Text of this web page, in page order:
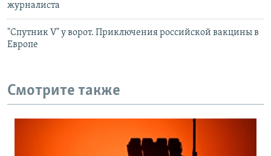
журналиста
"Спутник V" у ворот. Приключения российской вакцины в
Европе
Смотрите также